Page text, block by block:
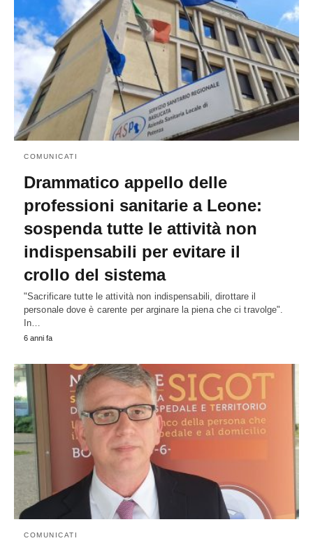
COMUNICATI
Drammatico appello delle
professioni sanitarie a Leone:
sospenda tutte le attività non
indispensabili per evitare il
crollo del sistema
"Sacrificare tutte le attività non indispensabili, dirottare il
personale dove è carente per arginare la piena che ci travolge".
In…
6 anni fa
COMUNICATI